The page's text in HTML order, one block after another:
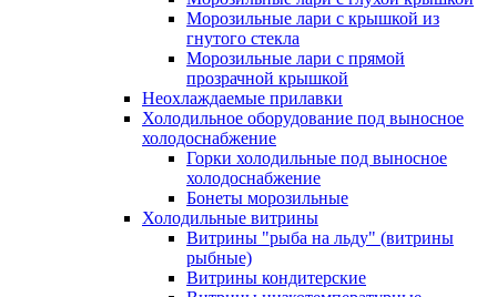
Морозильные лари с крышкой из
гнутого стекла
Морозильные лари с прямой
прозрачной крышкой
Неохлаждаемые прилавки
Холодильное оборудование под выносное
холодоснабжение
Горки холодильные под выносное
холодоснабжение
Бонеты морозильные
Холодильные витрины
Витрины "рыба на льду" (витрины
рыбные)
Витрины кондитерские